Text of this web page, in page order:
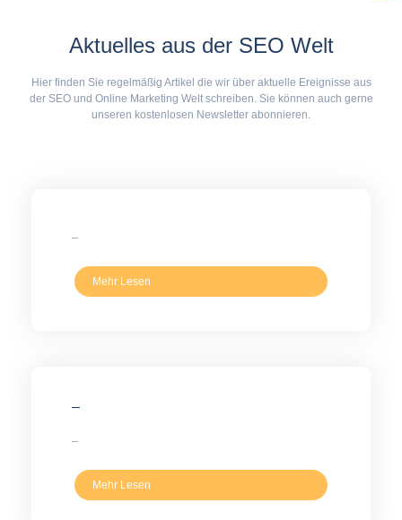
Aktuelles aus der SEO Welt
Hier finden Sie regelmäßig Artikel die wir über aktuelle Ereignisse aus
der SEO und Online Marketing Welt schreiben. Sie können auch gerne
unseren kostenlosen Newsletter abonnieren.
–
Mehr Lesen
–
–
Mehr Lesen